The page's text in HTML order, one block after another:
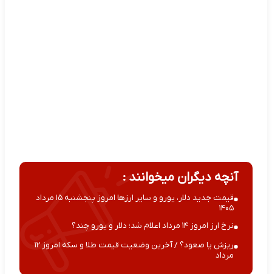
آنچه دیگران میخوانند :
قیمت جدید دلار، یورو و سایر ارزها امروز پنجشنبه ۱۵ مرداد
۱۴۰۵
نرخ ارز امروز ۱۴ مرداد اعلام شد؛ دلار و یورو چند؟
ریزش یا صعود؟ / آخرین وضعیت قیمت طلا و سکه امروز ۱۲
مرداد